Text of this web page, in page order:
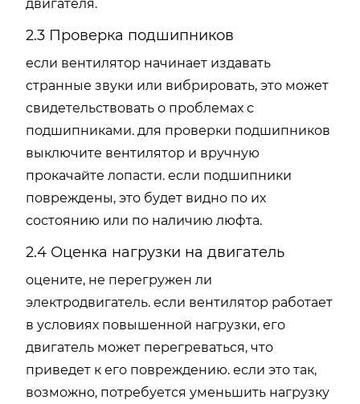
двигателя.
2.3 Проверка подшипников
если вентилятор начинает издавать
странные звуки или вибрировать, это может
свидетельствовать о проблемах с
подшипниками. для проверки подшипников
выключите вентилятор и вручную
прокачайте лопасти. если подшипники
повреждены, это будет видно по их
состоянию или по наличию люфта.
2.4 Оценка нагрузки на двигатель
оцените, не перегружен ли
электродвигатель. если вентилятор работает
в условиях повышенной нагрузки, его
двигатель может перегреваться, что
приведет к его повреждению. если это так,
возможно, потребуется уменьшить нагрузку